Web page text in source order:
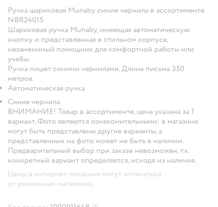
Ручка шариковая Munaby синие чернила в ассортименте
NBR24015
Шариковая ручка Munaby, имеющая автоматическую
кнопку и представленная в стильном корпусе,
незаменимый помощник для комфортной работы или
учебы.
Ручка пишет синими чернилами. Длина письма 350
метров.
Автоматическая ручка
Синие чернила
ВНИМАНИЕ! Товар в ассортименте, цена указана за 1
вариант. Фото являются ознакомительными: в магазине
могут быть представлены другие варианты, а
представленных на фото может не быть в наличии.
Предварительный выбор при заказе невозможен, т.к.
конкретный вариант определяется, исходя из наличия.
Цены в интернет-магазине могут отличаться
от розничных магазинов.